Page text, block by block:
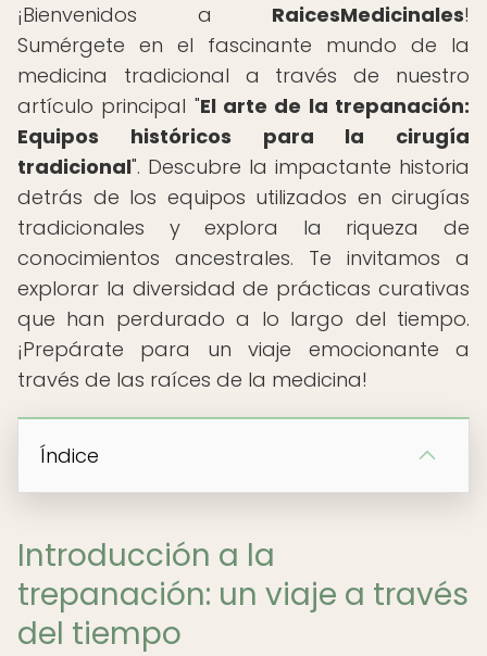
¡Bienvenidos a RaicesMedicinales!
Sumérgete en el fascinante mundo de la
medicina tradicional a través de nuestro
artículo principal "El arte de la trepanación:
Equipos históricos para la cirugía
tradicional". Descubre la impactante historia
detrás de los equipos utilizados en cirugías
tradicionales y explora la riqueza de
conocimientos ancestrales. Te invitamos a
explorar la diversidad de prácticas curativas
que han perdurado a lo largo del tiempo.
¡Prepárate para un viaje emocionante a
través de las raíces de la medicina!
Índice
Introducción a la
trepanación: un viaje a través
del tiempo